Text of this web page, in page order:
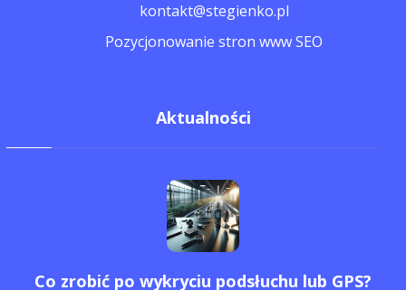
kontakt@stegienko.pl
Pozycjonowanie stron www SEO
Aktualności
Co zrobić po wykryciu podsłuchu lub GPS?